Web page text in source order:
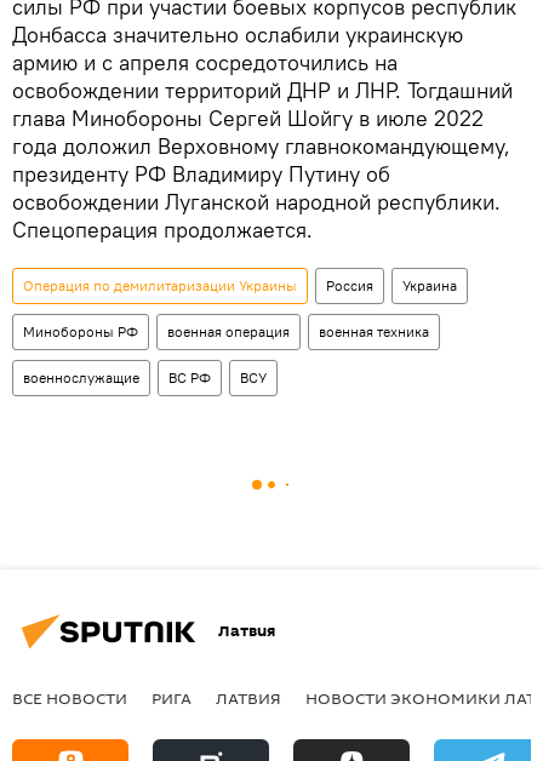
силы РФ при участии боевых корпусов республик
Донбасса значительно ослабили украинскую
армию и с апреля сосредоточились на
освобождении территорий ДНР и ЛНР. Тогдашний
глава Минобороны Сергей Шойгу в июле 2022
года доложил Верховному главнокомандующему,
президенту РФ Владимиру Путину об
освобождении Луганской народной республики.
Спецоперация продолжается.
Операция по демилитаризации Украины Россия Украина
Минобороны РФ военная операция военная техника
военнослужащие ВС РФ ВСУ
Латвия
ВСЕ НОВОСТИ РИГА ЛАТВИЯ НОВОСТИ ЭКОНОМИКИ